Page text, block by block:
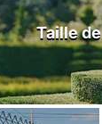
Taille